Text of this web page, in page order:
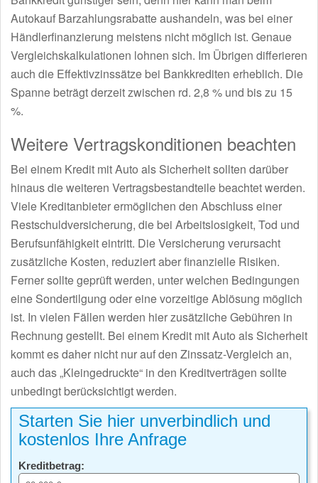
Autokauf Barzahlungsrabatte aushandeln, was bei einer
Händlerfinanzierung meistens nicht möglich ist. Genaue
Vergleichskalkulationen lohnen sich. Im Übrigen differieren
auch die Effektivzinssätze bei Bankkrediten erheblich. Die
Spanne beträgt derzeit zwischen rd. 2,8 % und bis zu 15
%.
Weitere Vertragskonditionen beachten
Bei einem Kredit mit Auto als Sicherheit sollten darüber
hinaus die weiteren Vertragsbestandteile beachtet werden.
Viele Kreditanbieter ermöglichen den Abschluss einer
Restschuldversicherung, die bei Arbeitslosigkeit, Tod und
Berufsunfähigkeit eintritt. Die Versicherung verursacht
zusätzliche Kosten, reduziert aber finanzielle Risiken.
Ferner sollte geprüft werden, unter welchen Bedingungen
eine Sondertilgung oder eine vorzeitige Ablösung möglich
ist. In vielen Fällen werden hier zusätzliche Gebühren in
Rechnung gestellt. Bei einem Kredit mit Auto als Sicherheit
kommt es daher nicht nur auf den Zinssatz-Vergleich an,
auch das „Kleingedruckte“ in den Kreditverträgen sollte
unbedingt berücksichtigt werden.
Starten Sie hier unverbindlich und
kostenlos Ihre Anfrage
Kreditbetrag: